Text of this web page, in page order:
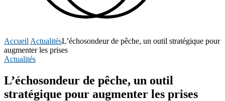
Accueil ActualitésL’échosondeur de pêche, un outil stratégique pour
augmenter les prises
Actualités
L’échosondeur de pêche, un outil
stratégique pour augmenter les prises